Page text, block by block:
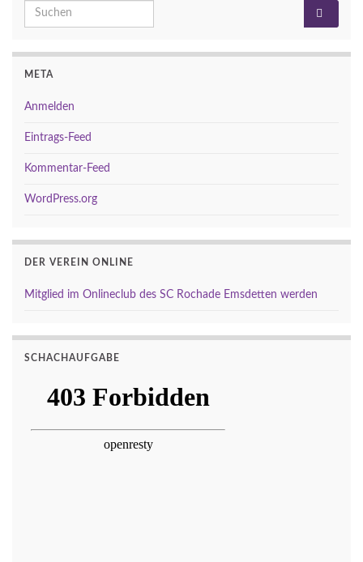
Search for:
META
Anmelden
Eintrags-Feed
Kommentar-Feed
WordPress.org
DER VEREIN ONLINE
Mitglied im Onlineclub des SC Rochade Emsdetten werden
SCHACHAUFGABE